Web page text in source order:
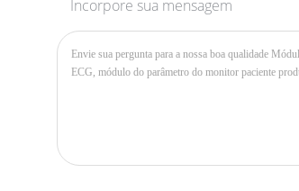
Incorpore sua mensagem